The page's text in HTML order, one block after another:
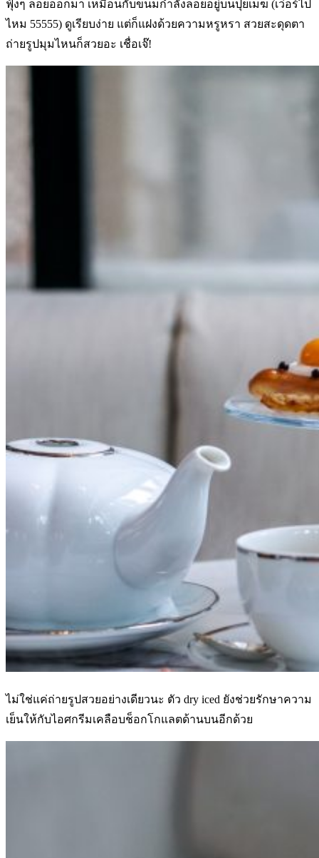
ฟุ้งๆ ลอยออกมา เหมือนกับขนมกำลังลอยอยู่บนปุยเมฆ (เว่อร์ไป
ไหม 55555) ดูเรียบง่าย แต่ก็แฝงด้วยความหรูหรา สวยสะดุดตา
ถ่ายรูปมุมไหนก็สวยอะ เชื่อเจ๊!
ไม่ใช่แค่ถ่ายรูปสวยอย่างเดียวนะ ตัว dry iced ยังช่วยรักษาความ
เย็นให้กับไอศกรีมเคลือบช็อกโกแลตด้านบนอีกด้วย